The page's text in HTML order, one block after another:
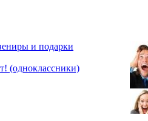
и подарки
(одноклассники)